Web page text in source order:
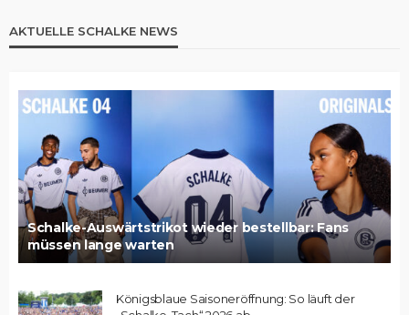
AKTUELLE SCHALKE NEWS
Schalke-Auswärtstrikot wieder bestellbar: Fans
müssen lange warten
Königsblaue Saisoneröffnung: So läuft der